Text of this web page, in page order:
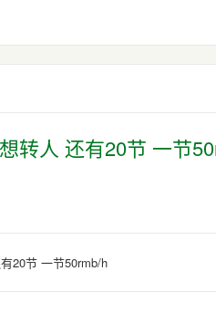
转人 还有20节 一节
20节 一节50rmb/h